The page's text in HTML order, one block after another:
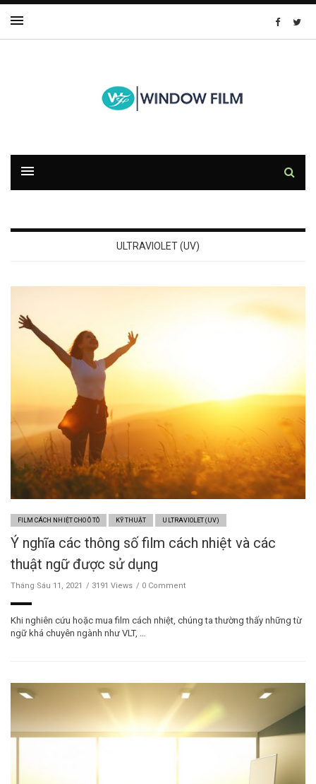
ULTRAVIOLET (UV)
FILM CÁCH NHIỆT CHO Ô TÔ KỸ THUẬT ULTRAVIOLET (UV)
Ý nghĩa các thông số film cách nhiệt và các
thuật ngữ được sử dụng
Tháng Sáu 11, 2021 3191 Views 0 Comment
Khi nghiên cứu hoặc mua film cách nhiệt, chúng ta thường thấy những từ
ngữ khá chuyên ngành như VLT, …